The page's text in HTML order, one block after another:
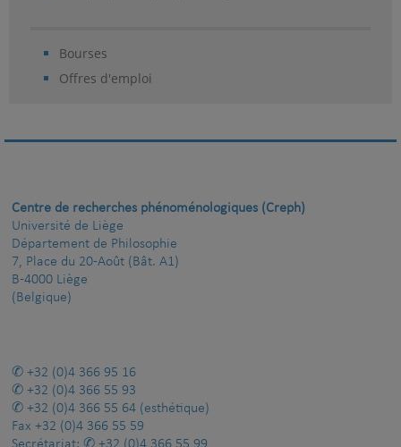
Bourses
Offres d'emploi
Centre de recherches phénoménologiques (Creph)
Université de Liège
Département de Philosophie
7, Place du 20-Août (Bât. A1)
B-4000 Liège
(Belgique)
+32 (0)4 366 95 16
+32 (0)4 366 55 93
+32 (0)4 366 55 64 (esthétique)
Fax +32 (0)4 366 55 59